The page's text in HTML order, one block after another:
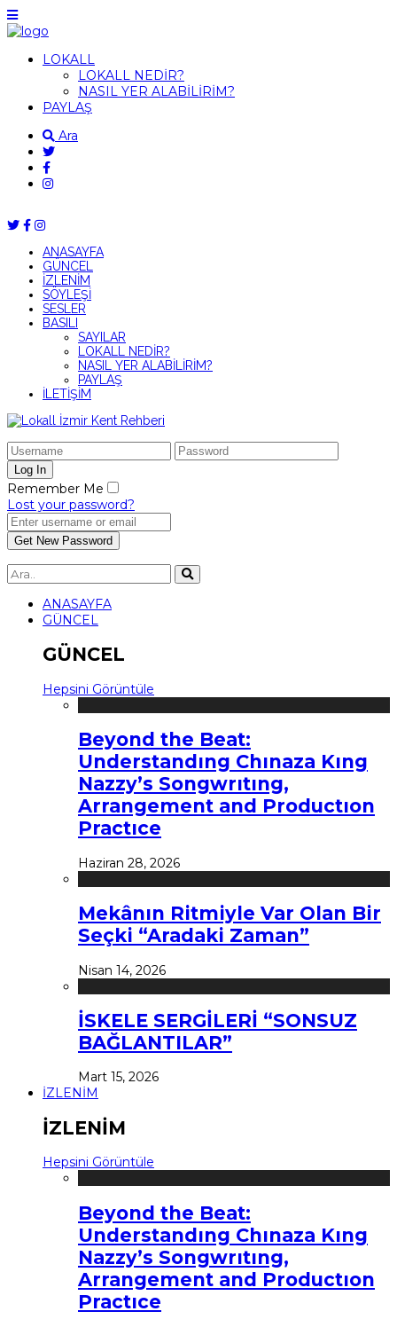
LOKALL
LOKALL NEDİR?
NASIL YER ALABİLİRİM?
PAYLAŞ
Ara
ANASAYFA
GÜNCEL
İZLENİM
SÖYLEŞİ
SESLER
BASILI
SAYILAR
LOKALL NEDİR?
NASIL YER ALABİLİRİM?
PAYLAŞ
İLETİŞİM
Remember Me
Lost your password?
ANASAYFA
GÜNCEL
GÜNCEL
Hepsini Görüntüle
Beyond the Beat:
Understandıng Chınaza Kıng
Nazzy’s Songwrıtıng,
Arrangement and Productıon
Practıce
Haziran 28, 2026
Mekânın Ritmiyle Var Olan Bir
Seçki “Aradaki Zaman”
Nisan 14, 2026
İSKELE SERGİLERİ “SONSUZ
BAĞLANTILAR”
Mart 15, 2026
İZLENİM
İZLENİM
Hepsini Görüntüle
Beyond the Beat:
Understandıng Chınaza Kıng
Nazzy’s Songwrıtıng,
Arrangement and Productıon
Practıce